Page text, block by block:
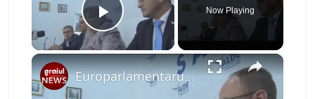
Play Video
Now Playing
×
Europarlamentarul ALDE Norica Nicolai la Zalau